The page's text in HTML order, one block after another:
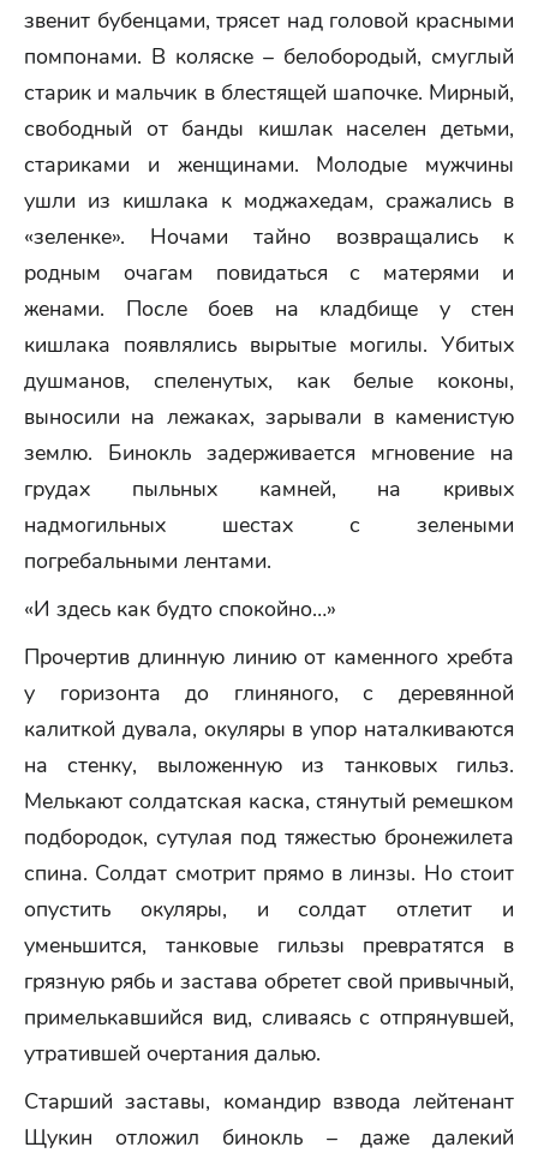
звенит бубенцами, трясет над головой красными
помпонами. В коляске – белобородый, смуглый
старик и мальчик в блестящей шапочке. Мирный,
свободный от банды кишлак населен детьми,
стариками и женщинами. Молодые мужчины
ушли из кишлака к моджахедам, сражались в
«зеленке». Ночами тайно возвращались к
родным очагам повидаться с матерями и
женами. После боев на кладбище у стен
кишлака появлялись вырытые могилы. Убитых
душманов, спеленутых, как белые коконы,
выносили на лежаках, зарывали в каменистую
землю. Бинокль задерживается мгновение на
грудах пыльных камней, на кривых
надмогильных шестах с зелеными
погребальными лентами.
«И здесь как будто спокойно…»
Прочертив длинную линию от каменного хребта
у горизонта до глиняного, с деревянной
калиткой дувала, окуляры в упор наталкиваются
на стенку, выложенную из танковых гильз.
Мелькают солдатская каска, стянутый ремешком
подбородок, сутулая под тяжестью бронежилета
спина. Солдат смотрит прямо в линзы. Но стоит
опустить окуляры, и солдат отлетит и
уменьшится, танковые гильзы превратятся в
грязную рябь и застава обретет свой привычный,
примелькавшийся вид, сливаясь с отпрянувшей,
утратившей очертания далью.
Старший заставы, командир взвода лейтенант
Щукин отложил бинокль – даже далекий